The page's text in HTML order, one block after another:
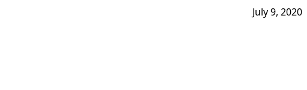
July 9, 2020